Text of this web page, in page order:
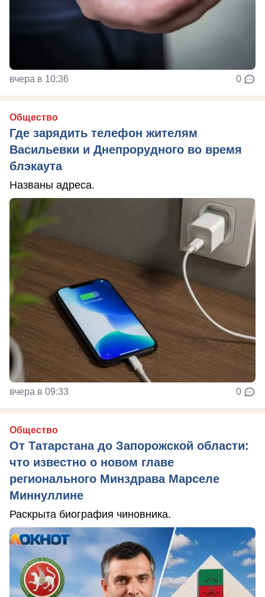
вчера в 10:36 0
Общество
Где зарядить телефон жителям
Васильевки и Днепрорудного во время
блэкаута
Названы адреса.
вчера в 09:33 0
Общество
От Татарстана до Запорожской области:
что известно о новом главе
регионального Минздрава Марселе
Миннуллине
Раскрыта биография чиновника.